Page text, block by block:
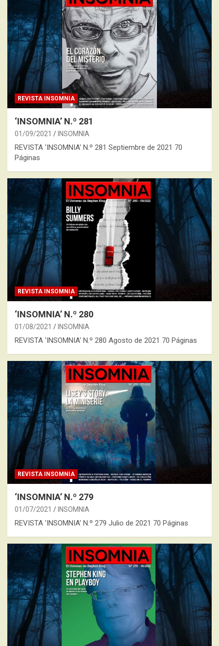
REVISTA INSOMNIA
‘INSOMNIA’ N.º 281
01/09/2021 INSOMNIA
REVISTA 'INSOMNIA' N.º 281 Septiembre de 2021 70
Páginas
REVISTA INSOMNIA
‘INSOMNIA’ N.º 280
01/08/2021 INSOMNIA
REVISTA 'INSOMNIA' N.º 280 Agosto de 2021 70 Páginas
REVISTA INSOMNIA
‘INSOMNIA’ N.º 279
01/07/2021 INSOMNIA
REVISTA 'INSOMNIA' N.º 279 Julio de 2021 70 Páginas